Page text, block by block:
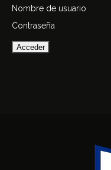
Nombre de usuario
Contraseña